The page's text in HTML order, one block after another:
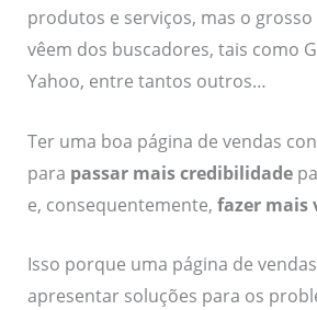
produtos e serviços, mas o
vêem dos buscadores, tais como
Yahoo, entre tantos outros…
Ter uma boa página de vendas
para passar mais credibilidade
e, consequentemente, fazer mais
Isso porque uma página de
apresentar soluções para os